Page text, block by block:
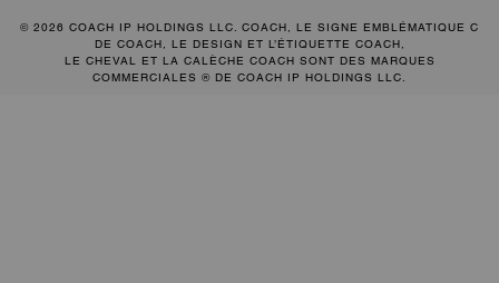
© 2026 COACH IP HOLDINGS LLC. COACH, LE SIGNE EMBLÉMATIQUE C
DE COACH, LE DESIGN ET L’ÉTIQUETTE COACH,
LE CHEVAL ET LA CALÈCHE COACH SONT DES MARQUES
COMMERCIALES ® DE COACH IP HOLDINGS LLC.